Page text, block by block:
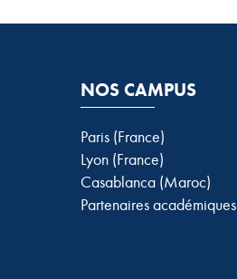
NOS CAMPUS
Paris (France)
Lyon (France)
Casablanca (Maroc)
Partenaires académiques